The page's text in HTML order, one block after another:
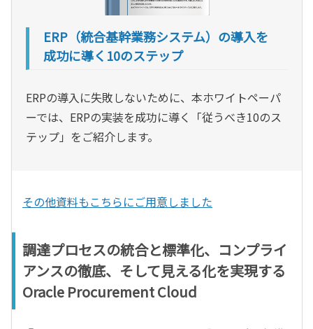
ERP（統合基幹業務システム）の導入を
成功に導く10のステップ
ERPの導入に失敗しないために、本ホワイトペーパ
ーでは、ERPの実装を成功に導く「従うべき10のス
テップ」をご紹介します。
その他資料もこちらにご用意しました
調達プロセスの統合と標準化、コンプライ
アンスの徹底、そして見える化を実現する
Oracle Procurement Cloud